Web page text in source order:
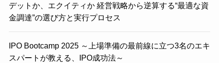
デットか、エクイティか 経営戦略から逆算する“最適な資
金調達”の選び方と実行プロセス
IPO Bootcamp 2025 ～上場準備の最前線に立つ3名のエキ
スパートが教える、IPO成功法～